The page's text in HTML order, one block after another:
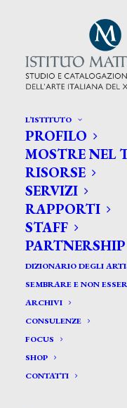
L’ISTITUTO
PROFILO
MOSTRE NEL
RISORSE
SERVIZI
RAPPORTI
STAFF
PARTNERSHIP
DIZIONARIO DEGLI
SEMBRARE E NON
ARCHIVI
CONSULENZE
FOCUS
SHOP
CONTATTI
CERCA TRA
Search
for:
Robert
ROBERT